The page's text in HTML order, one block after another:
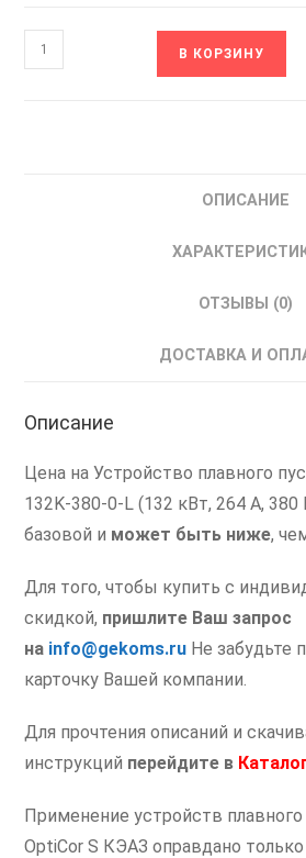
Количество
товара
кВт
В КОРЗИНУ
ОПИСАНИЕ
ОТЗЫВЫ (0)
ДОСТАВКА И
Описание
Цена на Устройство плавного
132K-380-0-L (132 кВт, 264 А, 380
базовой и может быть ниже,
Для того, чтобы купить с
скидкой, пришлите Ваш запрос
на info@gekoms.ru Не забудьте
карточку Вашей компании.
Для прочтения описаний и
инструкций перейдите в
Применение устройств плавного
OptiCor S КЭАЗ оправдано